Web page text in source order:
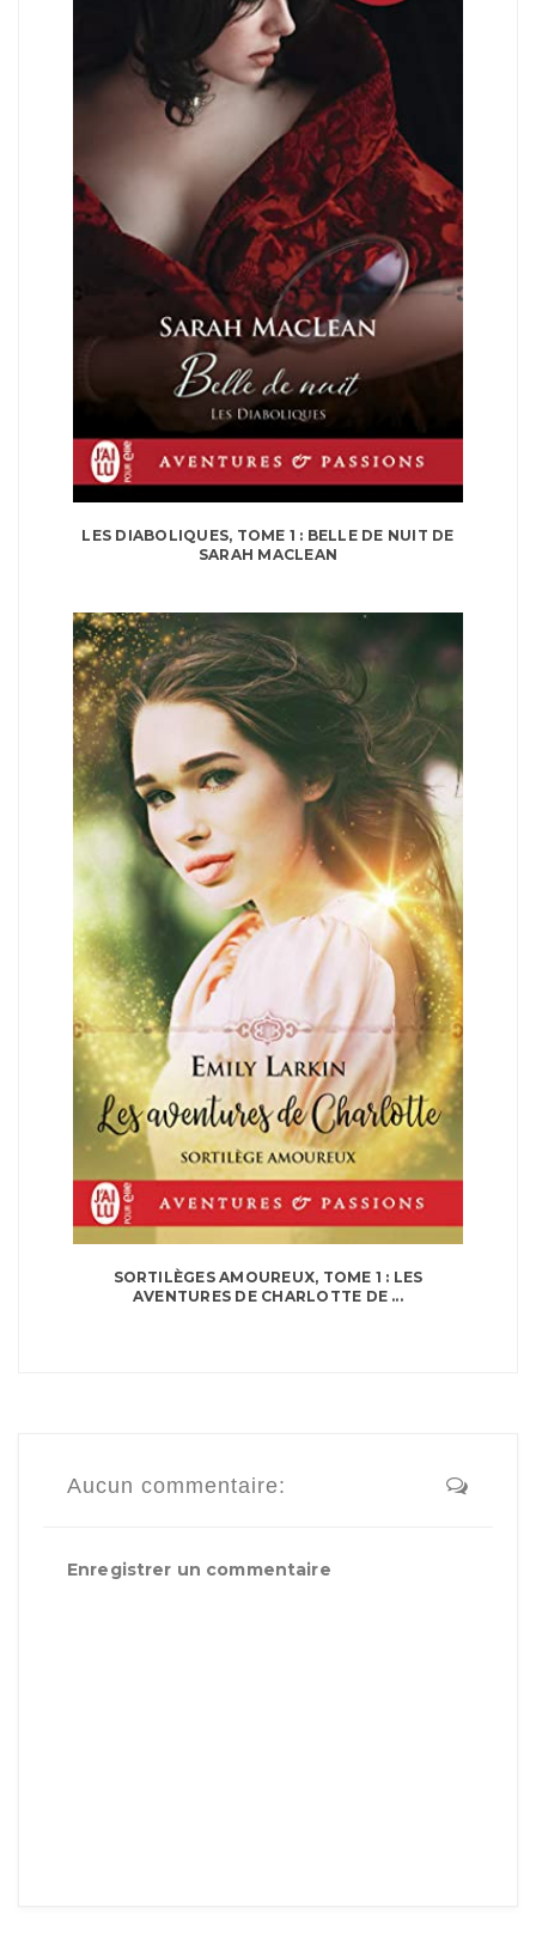
LES DIABOLIQUES, TOME 1 : BELLE DE NUIT DE
SARAH MACLEAN
SORTILÈGES AMOUREUX, TOME 1 : LES
AVENTURES DE CHARLOTTE DE ...
Aucun commentaire:
Enregistrer un commentaire